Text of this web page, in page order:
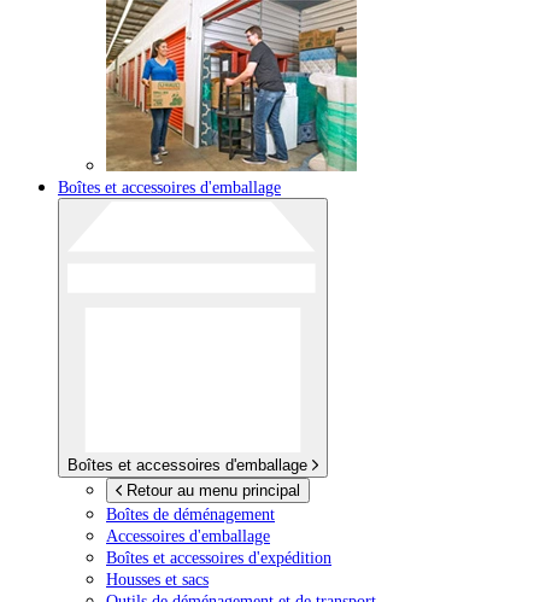
Boîtes et accessoires d'emballage
Boîtes et accessoires d'emballage
Retour au menu principal
Boîtes de déménagement
Accessoires d'emballage
Boîtes et accessoires d'expédition
Housses et sacs